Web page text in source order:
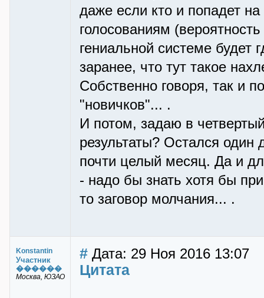
даже если кто и попадет
голосованиям
гениальной системе будет
заранее, что тут такое
Собственно говоря, так и
"новичков"... .
И потом, задаю в
результаты? Остался один
почти целый месяц. Да и
- надо бы знать хотя бы
то заговор молчания... .
Konstantin
Участник
������
Москва, ЮЗАО
# Дата: 29 Ноя 2016 13:07
Цитата